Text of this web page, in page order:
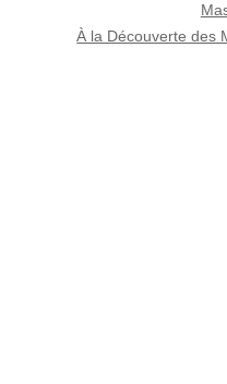
À la Découverte des